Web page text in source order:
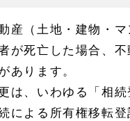
産（土地・建物・マ
が死亡した場合、
あります。
は、いわゆる「相
による所有権移転登